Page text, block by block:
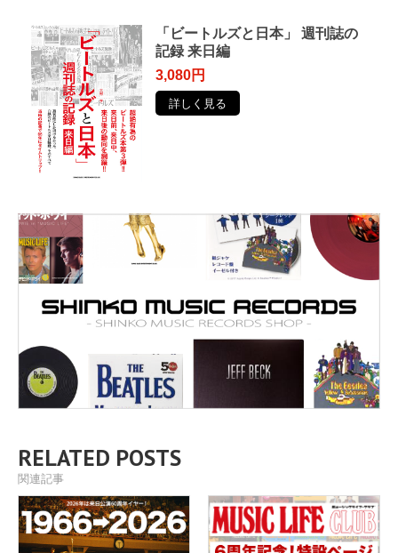
「ビートルズと日本」 週刊誌の
記録 来日編
3,080円
詳しく見る
RELATED POSTS
関連記事